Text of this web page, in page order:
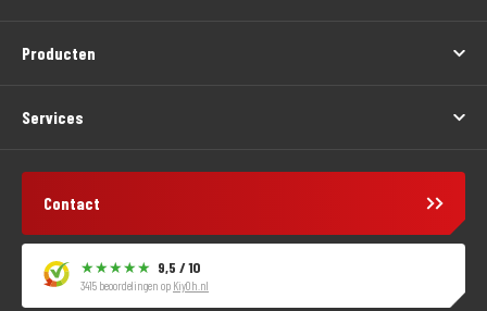
Producten
Services
Contact
9,5 / 10
3415 beoordelingen op KiyOh.nl